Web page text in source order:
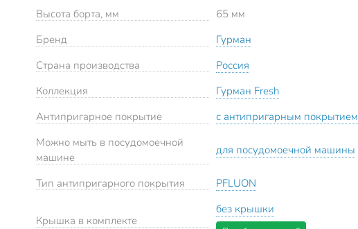
Высота борта, мм
65 мм
Бренд
Гурман
Страна производства
Россия
Коллекция
Гурман Fresh
Антипригарное покрытие
с антипригарным покрытием
Можно мыть в посудомоечной
машине
для посудомоечной машины
Тип антипригарного покрытия PFLUON
Крышка в комплекте
без крышки